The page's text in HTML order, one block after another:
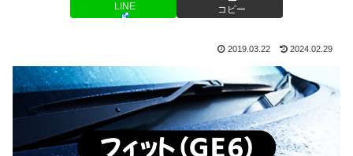
LINE コピー
2019.03.22 2024.02.29